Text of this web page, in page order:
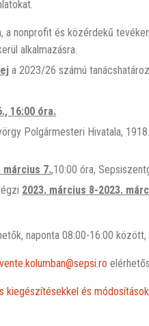
nonprofit és közérdekű
alkalmazásra.
a 2023/26 számú
16:00 óra.
Polgármesteri Hivatala,
március 7.,10:00 óra,
2023. március 8-2023.
naponta 08:00-16:00
kiegészítésekkel és